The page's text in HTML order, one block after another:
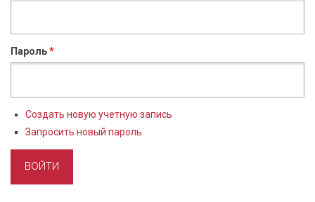
Пароль*
Создать новую учетную запись
Запросить новый пароль